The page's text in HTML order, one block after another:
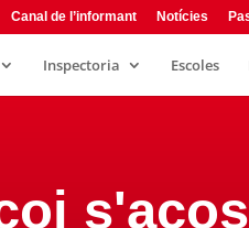
Canal de l’informant Notícies
Inspectoria Escoles